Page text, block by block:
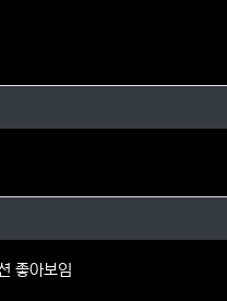
님의 댓글
의 댓글
좋아보임